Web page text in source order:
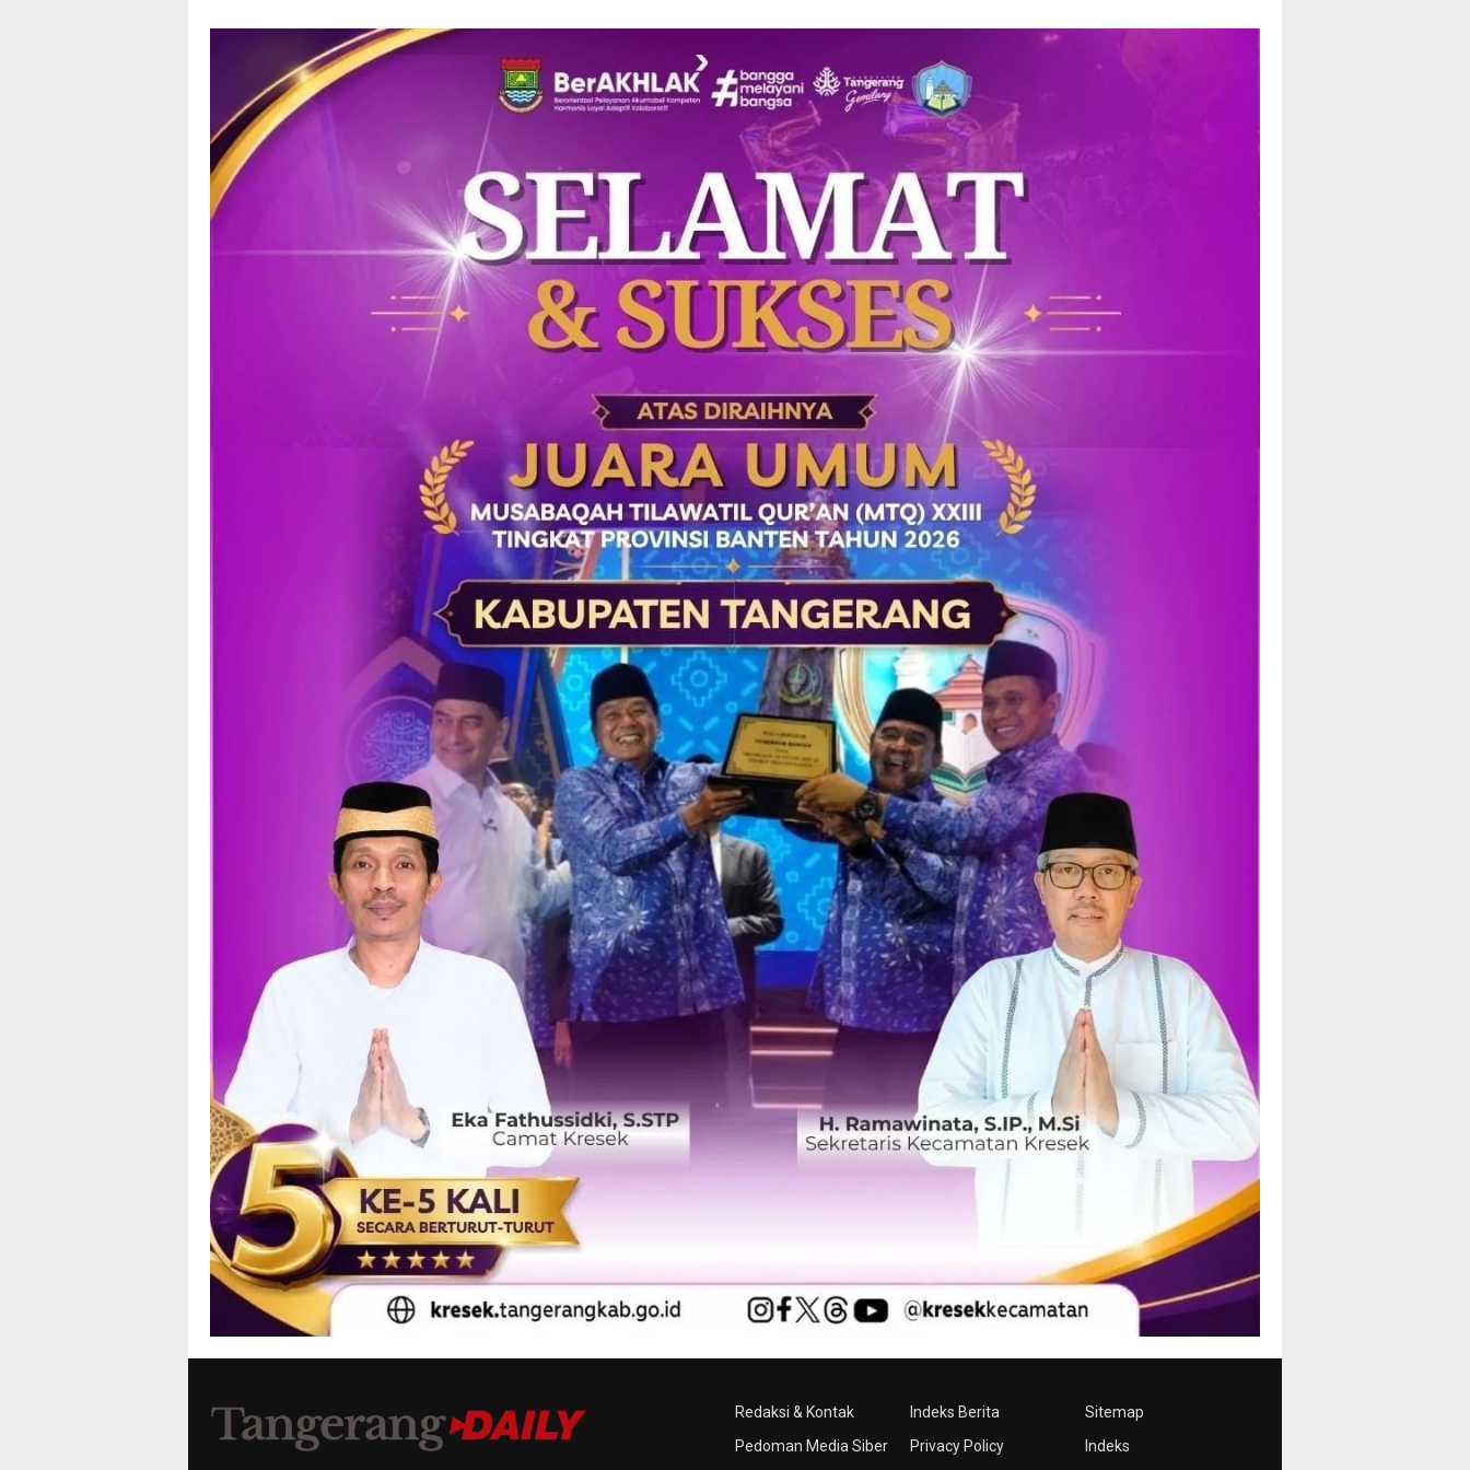
Redaksi & Kontak
Pedoman Media Siber
Indeks Berita
Privacy Policy
Sitemap
Indeks